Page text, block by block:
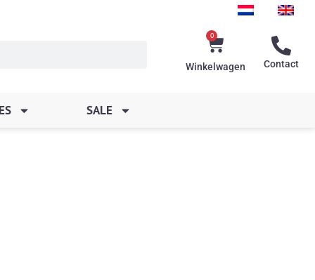
0
Winkelwagen
Winkelwagen Contact
SALE